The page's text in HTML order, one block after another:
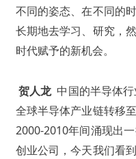
不同的姿态、在不同的
长期地去学习、研究，
时代赋予的新机会。
贺人龙 中国的半导体
全球半导体产业链转移
2000-2010年间涌现出
创业公司，今天我们看